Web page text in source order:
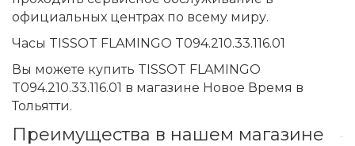
официальных центрах по всему миру.
Часы TISSOT FLAMINGO T094.210.33.116.01
Вы можете купить TISSOT FLAMINGO
T094.210.33.116.01 в магазине Новое Время в
Тольятти.
Преимущества в нашем магазине